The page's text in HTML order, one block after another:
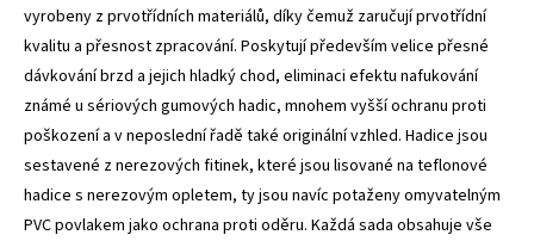
vyrobeny z prvotřídních materiálů, díky čemuž zaručují prvotřídní
kvalitu a přesnost zpracování. Poskytují především velice přesné
dávkování brzd a jejich hladký chod, eliminaci efektu nafukování
známé u sériových gumových hadic, mnohem vyšší ochranu proti
poškození a v neposlední řadě také originální vzhled. Hadice jsou
sestavené z nerezových fitinek, které jsou lisované na teflonové
hadice s nerezovým opletem, ty jsou navíc potaženy omyvatelným
PVC povlakem jako ochrana proti oděru. Každá sada obsahuje vše